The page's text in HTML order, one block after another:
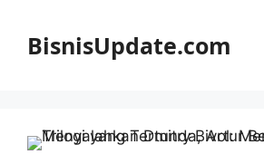
BisnisUpdate.com